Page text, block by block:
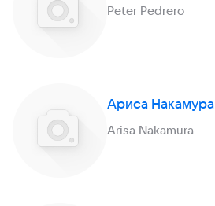
Peter Pedrero
Ариса Накамура
Arisa Nakamura